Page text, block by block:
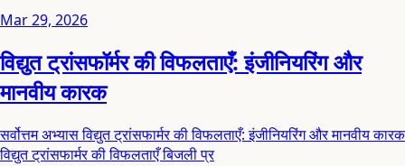
Mar 29, 2026
विद्युत ट्रांसफॉर्मर की विफलताएँ: इंजीनियरिंग और
मानवीय कारक
सर्वोत्तम अभ्यास विद्युत ट्रांसफार्मर की विफलताएँ: इंजीनियरिंग और मानवीय कारक
विद्युत ट्रांसफार्मर की विफलताएँ बिजली प्र